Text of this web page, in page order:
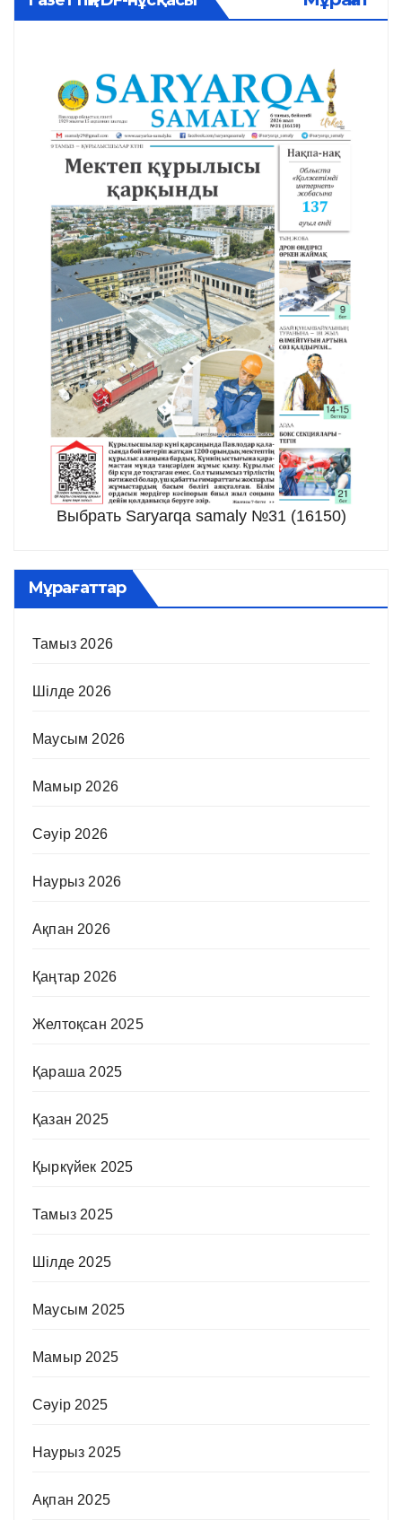
Выбрать Saryarqa samaly №31 (16150)
Мұрағаттар
Тамыз 2026
Шілде 2026
Маусым 2026
Мамыр 2026
Сәуір 2026
Наурыз 2026
Ақпан 2026
Қаңтар 2026
Желтоқсан 2025
Қараша 2025
Қазан 2025
Қыркүйек 2025
Тамыз 2025
Шілде 2025
Маусым 2025
Мамыр 2025
Сәуір 2025
Наурыз 2025
Ақпан 2025